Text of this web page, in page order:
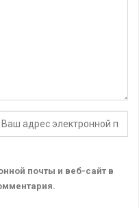
почты и веб-сайт в